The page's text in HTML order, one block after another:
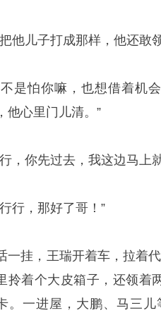
他儿子打成那样，他还敢
不是怕你嘛，也想借着机
他心里门儿清。”
，你先过去，我这边马上
行，那好了哥！”
一挂，王瑞开着车，拉着
拎着个大皮箱子，还领
。一进屋，大鹏、马三